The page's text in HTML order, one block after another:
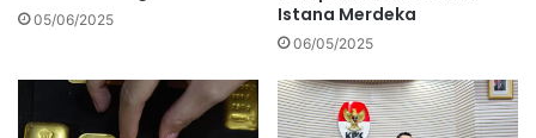
05/06/2025
Istana Merdeka
06/05/2025